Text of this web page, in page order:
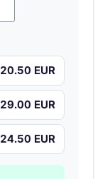
20.50 EUR
29.00 EUR
24.50 EUR